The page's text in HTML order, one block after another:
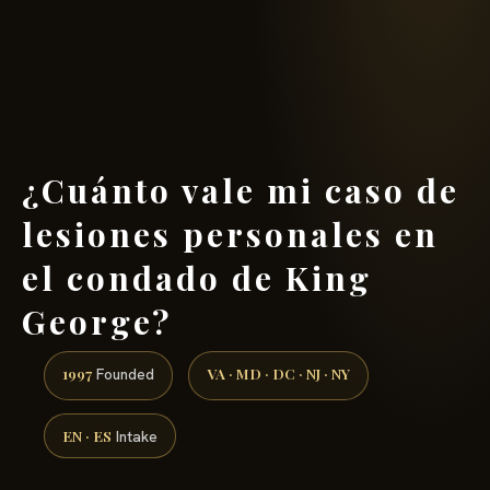
¿Cuánto vale mi caso de
lesiones personales en
el condado de King
George?
1997 Founded VA · MD · DC · NJ · NY
EN · ES Intake